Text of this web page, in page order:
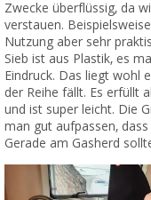
Zwecke überflüssig, da
verstauen.
Nutzung aber sehr
Sieb ist aus Plastik, es
Eindruck. Das liegt wohl
der Reihe fällt. Es erfüllt
und ist super leicht. Die
man gut aufpassen,
Gerade am Gasherd